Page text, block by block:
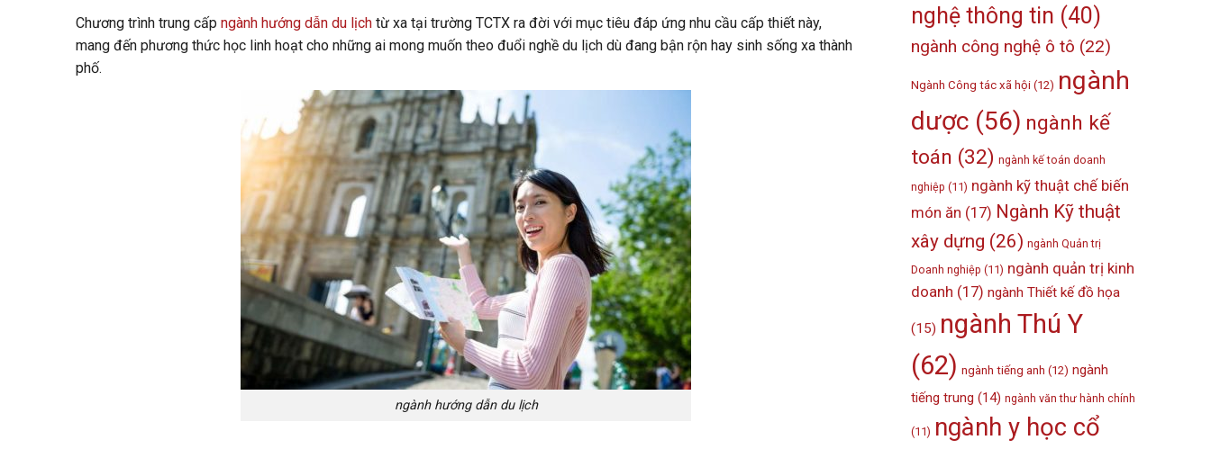
Chương trình trung cấp ngành hướng dẫn du lịchtừ xa tại trường TCTX ra đời với mục tiêu đáp ứng nhu cầu cấp thiết này,
mang đến phương thức học linh hoạt cho những ai mong muốn theo đuổi nghề du lịch dù đang bận rộn hay sinh sống xa thành
phố.
ngành hướng dẫn du lịch
nghệ thông tin (40)
ngành công nghệ ô tô (22)
Ngành Công tác xã hội (12) ngành
dược (56) ngành kế
toán (32) ngành kế toán doanh
nghiệp (11) ngành kỹ thuật chế biến
món ăn (17) Ngành Kỹ thuật
xây dựng (26) ngành Quản trị
Doanh nghiệp (11) ngành quản trị kinh
doanh (17) ngành Thiết kế đồ họa
(15) ngành Thú Y
(62) ngành tiếng anh (12) ngành
tiếng trung (14) ngành văn thư hành chính
(11) ngành y học cổ